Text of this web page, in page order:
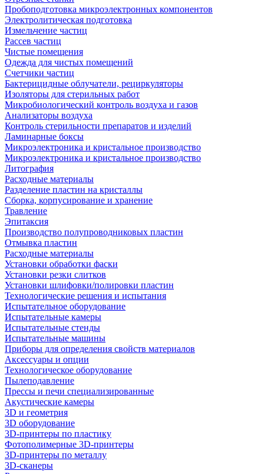
Пробоподготовка микроэлектронных компонентов
Электролитическая подготовка
Измельчение частиц
Рассев частиц
Чистые помещения
Одежда для чистых помещений
Счетчики частиц
Бактерицидные облучатели, рециркуляторы
Изоляторы для стерильных работ
Микробиологический контроль воздуха и газов
Анализаторы воздуха
Контроль стерильности препаратов и изделий
Ламинарные боксы
Микроэлектроника и кристальное производство
Микроэлектроника и кристальное производство
Литография
Расходные материалы
Разделение пластин на кристаллы
Сборка, корпусирование и хранение
Травление
Эпитаксия
Производство полупроводниковых пластин
Отмывка пластин
Расходные материалы
Установки обработки фаски
Установки резки слитков
Установки шлифовки/полировки пластин
Технологические решения и испытания
Испытательное оборудование
Испытательные камеры
Испытательные стенды
Испытательные машины
Приборы для определения свойств материалов
Аксессуары и опции
Технологическое оборудование
Пылеподавление
Прессы и печи специализированные
Акустические камеры
3D и геометрия
3D оборудование
3D-принтеры по пластику
Фотополимерные 3D-принтеры
3D-принтеры по металлу
3D-сканеры